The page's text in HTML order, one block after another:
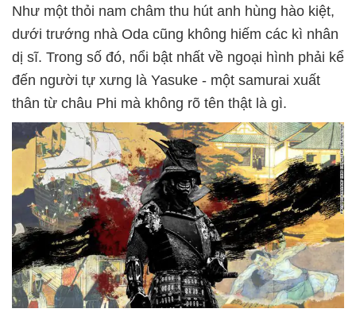
Như một thỏi nam châm thu hút anh hùng hào kiệt,
dưới trướng nhà Oda cũng không hiếm các kì nhân
dị sĩ. Trong số đó, nổi bật nhất về ngoại hình phải kể
đến người tự xưng là Yasuke - một samurai xuất
thân từ châu Phi mà không rõ tên thật là gì.